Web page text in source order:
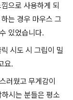
으로 사용하게 되
는 경우 마우스 그
있었습니다.
시도 시 그립이 밀
요.
러웠고 무게감이
시는 분들은 평소